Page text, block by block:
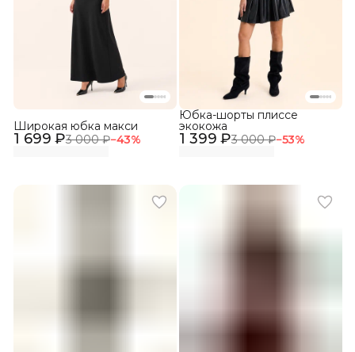
1 699 ₽3 000 ₽−43%
Широкая юбка макси
1 399 ₽3 000 ₽−53%
Юбка-шорты плиссе
экокожа